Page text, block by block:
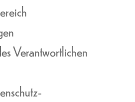
Verantwortlichen